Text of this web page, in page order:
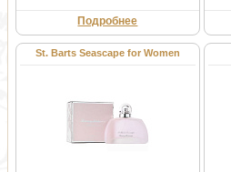
Подробнее
St. Barts Seascape for Women